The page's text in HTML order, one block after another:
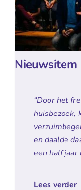
Nieuwsitem
“Door het
huisbezoek,
en daalde
een half jaar
Lees verder